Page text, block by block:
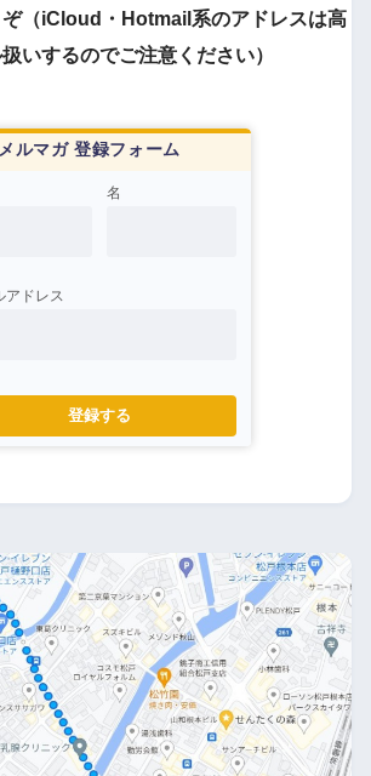
（iCloud・Hotmail系のアドレスは高
いするのでご注意ください）
ルマガ 登録フォーム
名
アドレス
登録する